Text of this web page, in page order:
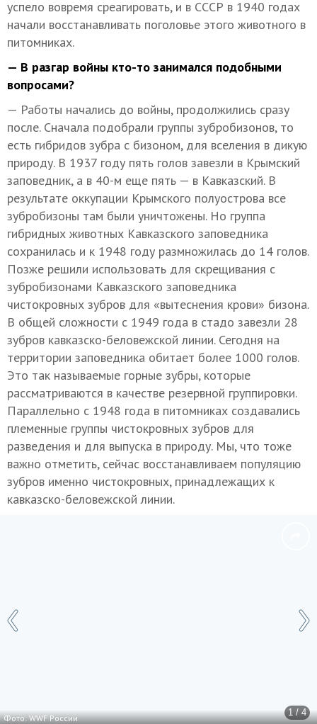
успело вовремя среагировать, и в СССР в 1940 годах
начали восстанавливать поголовье этого животного в
питомниках.
— В разгар войны кто-то занимался подобными
вопросами?
— Работы начались до войны, продолжились сразу
после. Сначала подобрали группы зубробизонов, то
есть гибридов зубра с бизоном, для вселения в дикую
природу. В 1937 году пять голов завезли в Крымский
заповедник, а в 40-м еще пять — в Кавказский. В
результате оккупации Крымского полуострова все
зубробизоны там были уничтожены. Но группа
гибридных животных Кавказского заповедника
сохранилась и к 1948 году размножилась до 14 голов.
Позже решили использовать для скрещивания с
зубробизонами Кавказского заповедника
чистокровных зубров для «вытеснения крови» бизона.
В общей сложности с 1949 года в стадо завезли 28
зубров кавказско-беловежской линии. Сегодня на
территории заповедника обитает более 1000 голов.
Это так называемые горные зубры, которые
рассматриваются в качестве резервной группировки.
Параллельно с 1948 года в питомниках создавались
племенные группы чистокровных зубров для
разведения и для выпуска в природу. Мы, что тоже
важно отметить, сейчас восстанавливаем популяцию
зубров именно чистокровных, принадлежащих к
кавказско-беловежской линии.
1 / 4
Фото: WWF России